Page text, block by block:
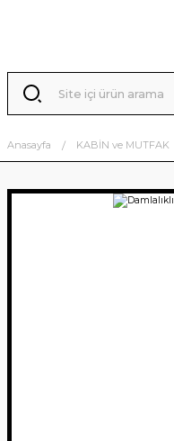
Anasayfa KABİN ve MUTFAK